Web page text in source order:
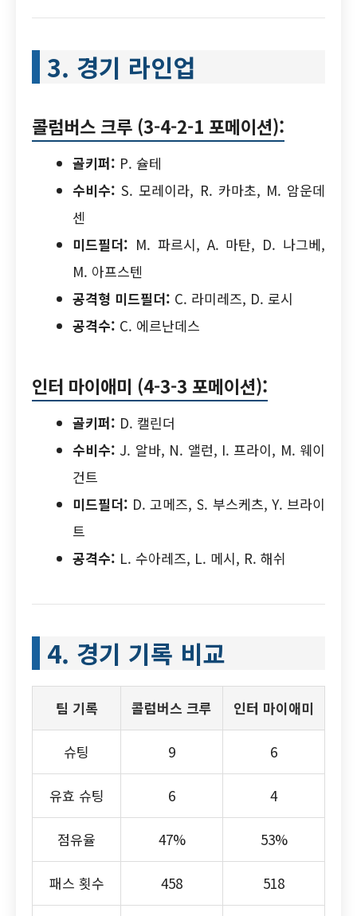
3. 경기 라인업
콜럼버스 크루 (3-4-2-1 포메이션):
골키퍼: P. 슐테
수비수: S. 모레이라, R. 카마초, M. 암운데
센
미드필더: M. 파르시, A. 마탄, D. 나그베,
M. 아프스텐
공격형 미드필더: C. 라미레즈, D. 로시
공격수: C. 에르난데스
인터 마이애미 (4-3-3 포메이션):
골키퍼: D. 캘린더
수비수: J. 알바, N. 앨런, I. 프라이, M. 웨이
건트
미드필더: D. 고메즈, S. 부스케츠, Y. 브라이
트
공격수: L. 수아레즈, L. 메시, R. 해쉬
4. 경기 기록 비교
팀 기록 콜럼버스 크루 인터 마이애미
슈팅 9 6
유효 슈팅 6 4
점유율 47% 53%
패스 횟수 458 518